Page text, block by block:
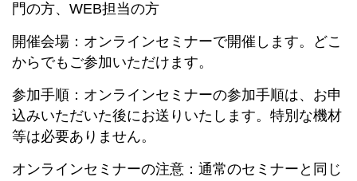
門の方、WEB担当の方
開催会場：オンラインセミナーで開催します。どこ
からでもご参加いただけます。
参加手順：オンラインセミナーの参加手順は、お申
込みいただいた後にお送りいたします。特別な機材
等は必要ありません。
オンラインセミナーの注意：通常のセミナーと同じ